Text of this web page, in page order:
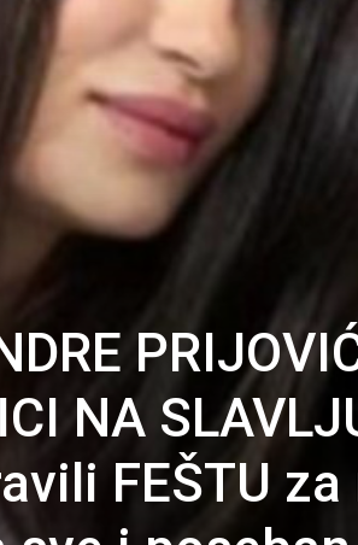
NA
FEŠTU za